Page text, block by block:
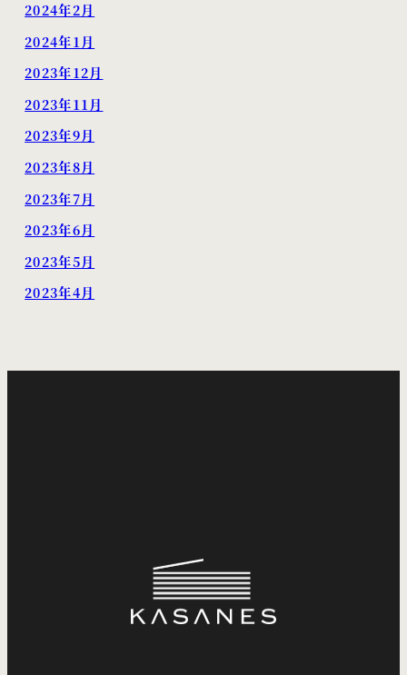
2024年2月
2024年1月
2023年12月
2023年11月
2023年9月
2023年8月
2023年7月
2023年6月
2023年5月
2023年4月